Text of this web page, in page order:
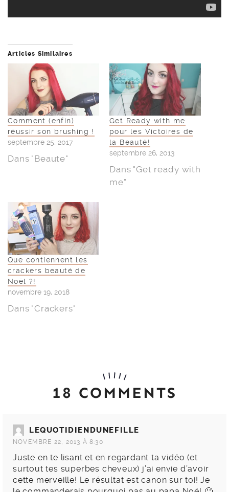
Articles Similaires
Comment (enfin)
réussir son brushing !
septembre 25, 2017
Dans "Beaute"
Get Ready with me
pour les Victoires de
la Beauté!
septembre 26, 2013
Dans "Get ready with
me"
Que contiennent les
crackers beauté de
Noël ?!
novembre 19, 2018
Dans "Crackers"
18 COMMENTS
LEQUOTIDIENDUNEFILLE
NOVEMBRE 22, 2013 À 8:30
Juste en te lisant et en regardant ta vidéo (et
surtout tes superbes cheveux) j’ai envie d’avoir
cette merveille! Le résultat est canon sur toi! Je